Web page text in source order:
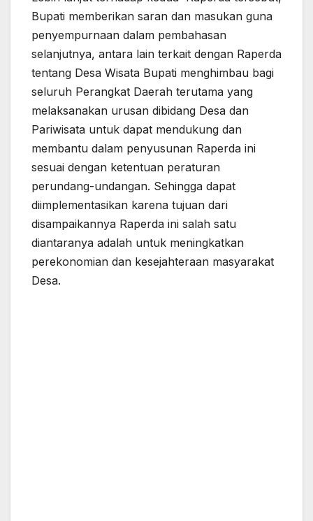
Bupati memberikan saran dan masukan guna
penyempurnaan dalam pembahasan
selanjutnya, antara lain terkait dengan Raperda
tentang Desa Wisata Bupati menghimbau bagi
seluruh Perangkat Daerah terutama yang
melaksanakan urusan dibidang Desa dan
Pariwisata untuk dapat mendukung dan
membantu dalam penyusunan Raperda ini
sesuai dengan ketentuan peraturan
perundang-undangan. Sehingga dapat
diimplementasikan karena tujuan dari
disampaikannya Raperda ini salah satu
diantaranya adalah untuk meningkatkan
perekonomian dan kesejahteraan masyarakat
Desa.